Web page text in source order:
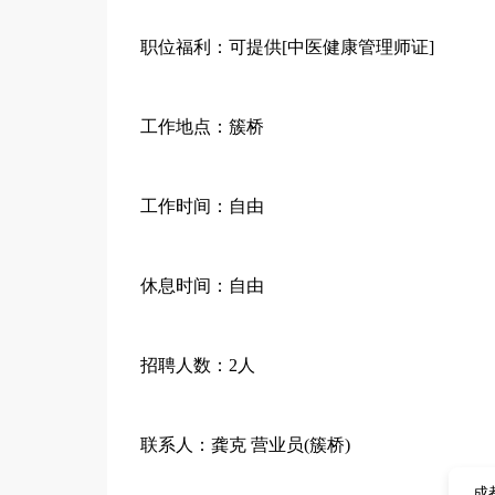
职位福利：可提供[中医健康管理师证]
工作地点：簇桥
工作时间：自由
休息时间：自由
招聘人数：2人
联系人：龚克 营业员(簇桥)